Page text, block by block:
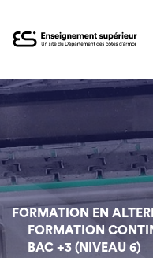
Aller
au
principal
FORMATION EN
FORMATION
BAC +3 (NIVEAU 6)